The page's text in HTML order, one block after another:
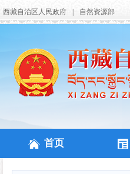
西藏自治区人民政府 自然资源部
首页